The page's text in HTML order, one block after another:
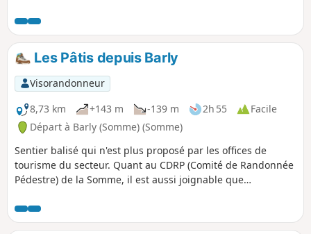
chemins d'exploitation. Pique-nique possible sur la place.
On peut enchaîner avec la randonnée "Les pâtis au départ
de Barly" pour un total de 20 km.
Les Pâtis depuis Barly
Visorandonneur
8,73 km
+143 m -139 m 2h 55
Facile
Départ à Barly (Somme) (Somme)
Sentier balisé qui n'est plus proposé par les offices de
tourisme du secteur. Quant au CDRP (Comité de Randonnée
Pédestre) de la Somme, il est aussi joignable que
très beaux sentiers : au départ, la montée sur le plateau
puis, à Remaisnil, la descente par le Bois de Courcelles.